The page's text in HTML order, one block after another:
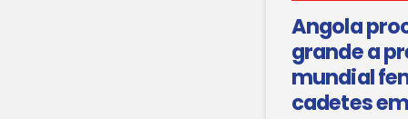
Angola
grande a
mundial
cadetes